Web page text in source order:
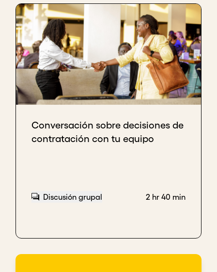
Conversación sobre decisiones de
contratación con tu equipo
Discusión grupal 2 hr 40 min